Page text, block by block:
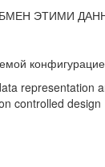
ЭТИМИ
representation
controlled design